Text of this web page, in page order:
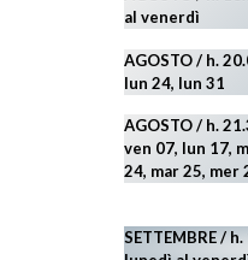
al venerdì
AGOSTO / h.
lun 24, lun 31
AGOSTO/ h.
ven 07, lun 17,
24, mar 25, mer
SETTEMBRE /